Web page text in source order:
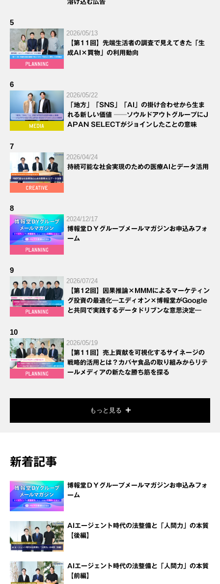
溶け込む広告
5
2026/05/13
【第11回】先端生活者の調査で見えてきた「生
成AI×買物」の利用動向
6
2026/05/22
「地方」「SNS」「AI」の掛け合わせから生ま
れる新しい価値 ──ソウルドアウトグループにJ
APAN SELECTがジョインしたことの意味
7
2026/04/24
持続可能な社会実現のための医療AIとデータ活用
8
2024/12/17
博報堂ＤＹグループメールマガジンお申込みフォ
ーム
9
2026/07/24
【第12回】因果推論×MMMによるマーケティン
グ投資の最適化―エディオン×博報堂がGoogle
と共同で実践するデータドリブンな意思決定―
10
2026/05/19
【第11回】売上貢献を可視化するサイネージの
戦略的活用とは？カバヤ食品の取り組みからリテ
ールメディアの新たな勝ち筋を探る
もっと見る
新着記事
博報堂ＤＹグループメールマガジンお申込みフォ
ーム
AIエージェント時代の法整備と「人間力」の本質
【後編】
AIエージェント時代の法整備と「人間力」の本質
【前編】